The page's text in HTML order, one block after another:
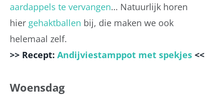
aardappels te vervangen… Natuurlijk horen
hier gehaktballen bij, die maken we ook
helemaal zelf.
>> Recept: Andijviestamppot met spekjes <<
Woensdag